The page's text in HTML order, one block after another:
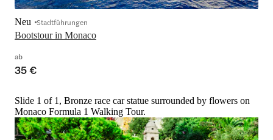
Bootstour in Monaco
Neu Stadtführungen
ab
35 €
Slide 1 of 1, Bronze race car statue surrounded by flowers on
Monaco Formula 1 Walking Tour.